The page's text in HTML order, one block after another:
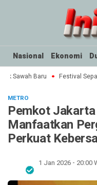
Nasional Ekonomi
Sawah Baru Festival Sepak
METRO
Pemkot
Manfaatkan
Perkuat
1 Jan 2026 - 20:00